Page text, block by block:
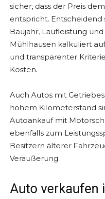
sicher, dass der Preis
entspricht. Entscheidend
Baujahr, Laufleistung
Mühlhausen kalkuliert
und transparenter
Kosten.
Auch Autos mit
hohem Kilometerstand
Autoankauf mit
ebenfalls zum
Besitzern älterer
Veräußerung.
Auto verkaufen